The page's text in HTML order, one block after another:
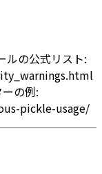
ルの公式リスト:
の例:
pickle-usage/